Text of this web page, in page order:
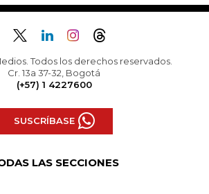
Todos los derechos reservados.
Cr. 13a 37-32, Bogotá
(+57) 1 4227600
SUSCRÍBASE
LAS SECCIONES